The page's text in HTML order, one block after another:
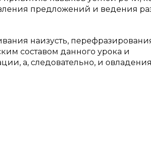
предложений и ведения
наизусть,
составом данного урока и
а, следовательно, и овладения